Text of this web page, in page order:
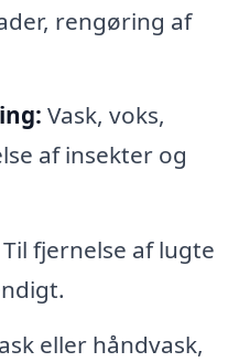
rengøring af
Vask, voks,
af insekter og
Til fjernelse af lugte
eller håndvask,